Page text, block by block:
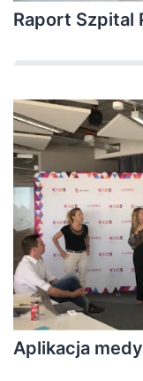
Raport Szpital
Aplikacja